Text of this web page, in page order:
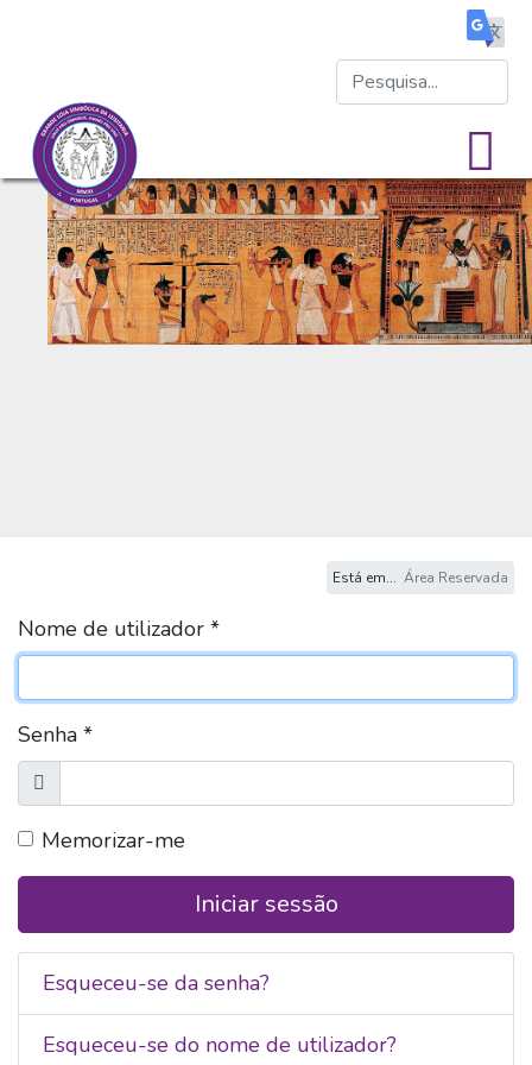
Está em... Área Reservada
Nome de utilizador *
Senha *
Exibir
Memorizar-me
Iniciar sessão
Esqueceu-se da senha?
Esqueceu-se do nome de utilizador?